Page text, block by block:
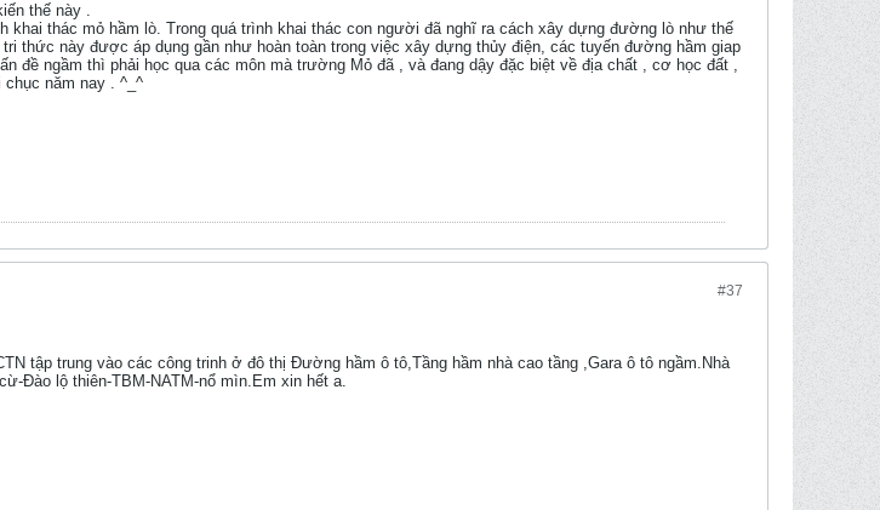
thế này .
khai thác mỏ hầm lò. Trong quá trình khai thác con người đã nghĩ ra cách xây dựng đường lò như thế
thức này được áp dụng gần như hoàn toàn trong việc xây dựng thủy điện, các tuyến đường hầm giap
đề ngầm thì phải học qua các môn mà trường Mỏ đã , và đang dậy đặc biệt về địa chất , cơ học đất ,
năm nay . ^_^
#37
tập trung vào các công trinh ở đô thị Đường hầm ô tô,Tầng hầm nhà cao tầng ,Gara ô tô ngầm.Nhà
Đào lộ thiên-TBM-NATM-nổ mìn.Em xin hết a.